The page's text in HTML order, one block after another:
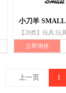
小刀羊 SMALL
立即询价
上一页 1